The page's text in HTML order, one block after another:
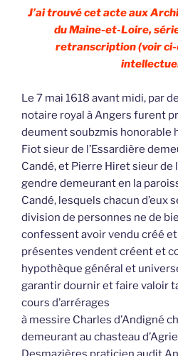
J’ai trouvé cet acte aux
du Maine-et-Loire,
retranscription (voir
Le 7 mai 1618 avant midi, par
notaire royal à Angers furent
deument soubzmis honorable
Fiot sieur de l’Essardière
Candé, et Pierre Hiret sieur de
gendre demeurant en la
Candé, lesquels chacun d’eux
division de personnes ne de
confessent avoir vendu créé
présentes vendent créent et
hypothèque général et
garantir dournir et faire valoir
cours d’arrérages
à messire Charles d’Andigné
demeurant au chasteau